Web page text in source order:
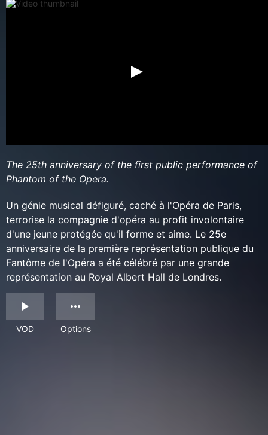
The 25th anniversary of the first public performance of
Phantom of the Opera.
Un génie musical défiguré, caché à l'Opéra de Paris,
terrorise la compagnie d'opéra au profit involontaire
d'une jeune protégée qu'il forme et aime. Le 25e
anniversaire de la première représentation publique du
Fantôme de l'Opéra a été célébré par une grande
représentation au Royal Albert Hall de Londres.
VOD Options